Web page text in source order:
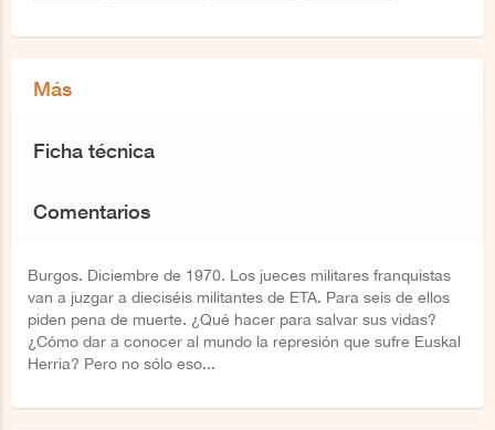
Más
Ficha técnica
Comentarios
Burgos. Diciembre de 1970. Los jueces militares franquistas
van a juzgar a dieciséis militantes de ETA. Para seis de ellos
piden pena de muerte. ¿Qué hacer para salvar sus vidas?
¿Cómo dar a conocer al mundo la represión que sufre Euskal
Herria? Pero no sólo eso...